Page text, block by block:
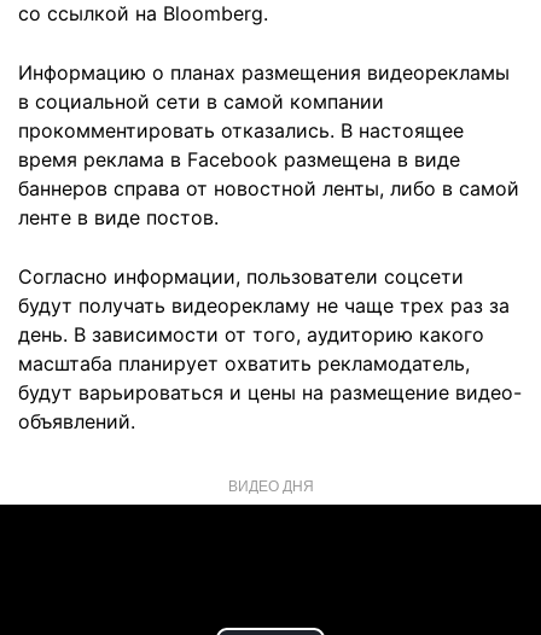
со ссылкой на Bloomberg.
Информацию о планах размещения видеорекламы
в социальной сети в самой компании
прокомментировать отказались. В настоящее
время реклама в Facebook размещена в виде
баннеров справа от новостной ленты, либо в самой
ленте в виде постов.
Согласно информации, пользователи соцсети
будут получать видеорекламу не чаще трех раз за
день. В зависимости от того, аудиторию какого
масштаба планирует охватить рекламодатель,
будут варьироваться и цены на размещение видео-
объявлений.
ВИДЕО ДНЯ